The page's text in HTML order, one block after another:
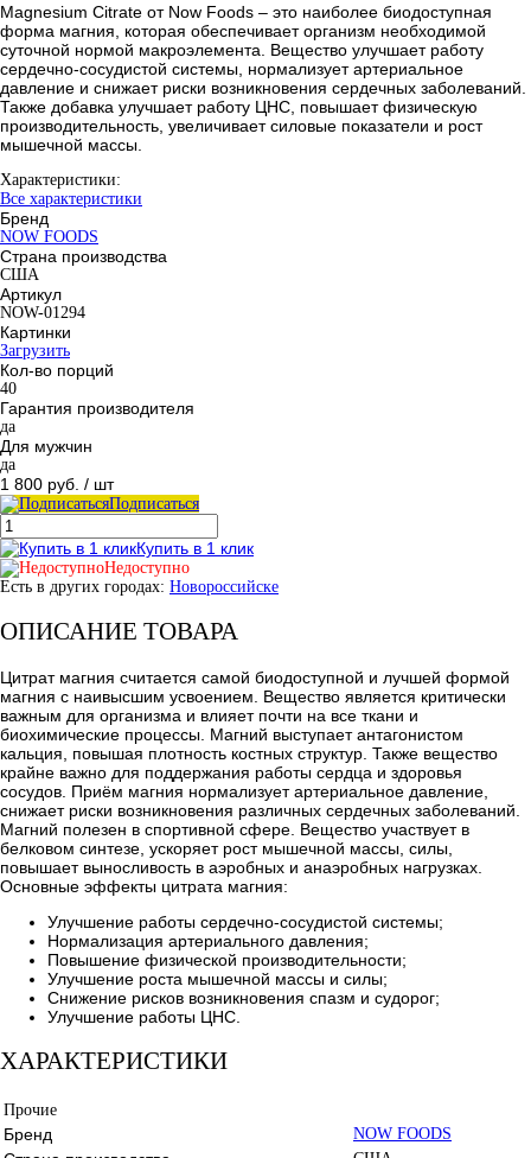
Magnesium Citrate от Now Foods – это наиболее биодоступная
форма магния, которая обеспечивает организм необходимой
суточной нормой макроэлемента. Вещество улучшает работу
сердечно-сосудистой системы, нормализует артериальное
давление и снижает риски возникновения сердечных заболеваний.
Также добавка улучшает работу ЦНС, повышает физическую
производительность, увеличивает силовые показатели и рост
мышечной массы.
Характеристики:
Все характеристики
Бренд
NOW FOODS
Страна производства
США
Артикул
NOW-01294
Картинки
Загрузить
Кол-во порций
40
Гарантия производителя
да
Для мужчин
да
1 800 руб. / шт
Подписаться
Купить в 1 клик
Недоступно
Есть в других городах: Новороссийске
ОПИСАНИЕ ТОВАРА
Цитрат магния считается самой биодоступной и лучшей формой
магния с наивысшим усвоением. Вещество является критически
важным для организма и влияет почти на все ткани и
биохимические процессы. Магний выступает антагонистом
кальция, повышая плотность костных структур. Также вещество
крайне важно для поддержания работы сердца и здоровья
сосудов. Приём магния нормализует артериальное давление,
снижает риски возникновения различных сердечных заболеваний.
Магний полезен в спортивной сфере. Вещество участвует в
белковом синтезе, ускоряет рост мышечной массы, силы,
повышает выносливость в аэробных и анаэробных нагрузках.
Основные эффекты цитрата магния:
Улучшение работы сердечно-сосудистой системы;
Нормализация артериального давления;
Повышение физической производительности;
Улучшение роста мышечной массы и силы;
Снижение рисков возникновения спазм и судорог;
Улучшение работы ЦНС.
ХАРАКТЕРИСТИКИ
Прочие
Бренд NOW FOODS